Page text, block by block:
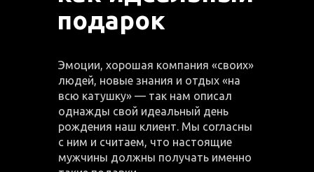
подарок
Эмоции, хорошая компания «своих»
людей, новые знания и отдых «на
всю катушку» — так нам описал
однажды свой идеальный день
рождения наш клиент. Мы согласны
с ним и считаем, что настоящие
мужчины должны получать именно